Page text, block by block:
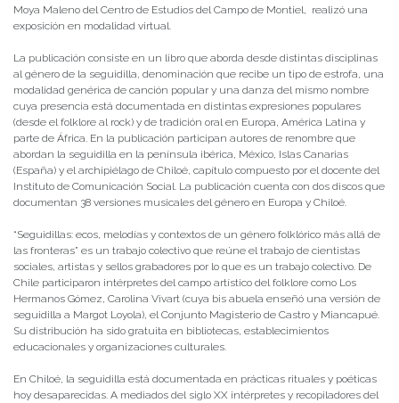
Moya Maleno del Centro de Estudios del Campo de Montiel, realizó una
exposición en modalidad virtual.
La publicación consiste en un libro que aborda desde distintas disciplinas
al género de la seguidilla, denominación que recibe un tipo de estrofa, una
modalidad genérica de canción popular y una danza del mismo nombre
cuya presencia está documentada en distintas expresiones populares
(desde el folklore al rock) y de tradición oral en Europa, América Latina y
parte de África. En la publicación participan autores de renombre que
abordan la seguidilla en la península ibérica, México, Islas Canarias
(España) y el archipiélago de Chiloé, capítulo compuesto por el docente del
Instituto de Comunicación Social. La publicación cuenta con dos discos que
documentan 38 versiones musicales del género en Europa y Chiloé.
“Seguidillas: ecos, melodías y contextos de un género folklórico más allá de
las fronteras” es un trabajo colectivo que reúne el trabajo de cientistas
sociales, artistas y sellos grabadores por lo que es un trabajo colectivo. De
Chile participaron intérpretes del campo artístico del folklore como Los
Hermanos Gómez, Carolina Vivart (cuya bis abuela enseñó una versión de
seguidilla a Margot Loyola), el Conjunto Magisterio de Castro y Miancapué.
Su distribución ha sido gratuita en bibliotecas, establecimientos
educacionales y organizaciones culturales.
En Chiloé, la seguidilla está documentada en prácticas rituales y poéticas
hoy desaparecidas. A mediados del siglo XX intérpretes y recopiladores del